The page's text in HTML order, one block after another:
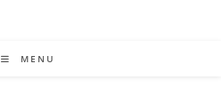
MENU